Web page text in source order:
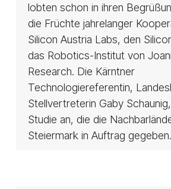
lobten schon in ihren
die Früchte jahrelanger
Silicon Austria Labs, den
das Robotics-Institut von
Research. Die Kärntner
Technologiereferentin,
Stellvertreterin Gaby
Studie an, die die
Steiermark in Auftrag